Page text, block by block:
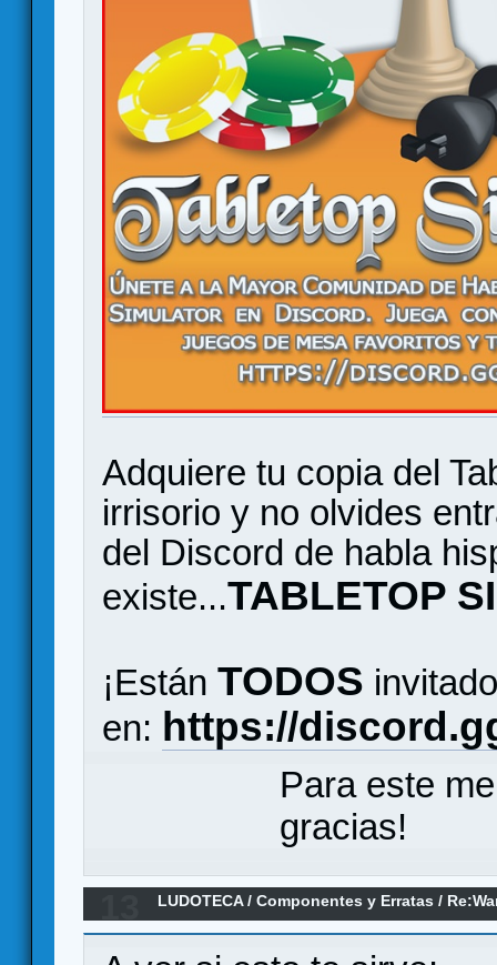
Adquiere tu copia del
irrisorio y no olvides
del Discord de habla
existe...TABLETOP
¡Están TODOS
en: https://
Para este
gracias!
LUDOTECA/Componentes y Erratas /